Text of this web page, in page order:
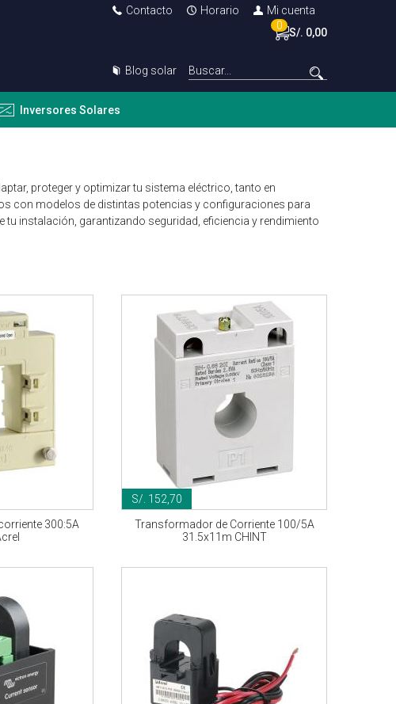
Contacto Horario
Mi cuenta
0
S/. 0,00
Blog solar
Inversores Solares
proteger y optimizar tu sistema eléctrico, tanto en
con modelos de distintas potencias y configuraciones para
tu instalación, garantizando seguridad, eficiencia y rendimiento
300:5A
S/. 152,70
Transformador de Corriente 100/5A
31.5x11m CHINT